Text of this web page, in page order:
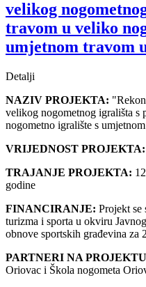
velikog
travom u veliko
umjetnom travom
Detalji
NAZIV PROJEKTA:
velikog nogometnog igrališta s
nogometno igralište s
VRIJEDNOST PROJEKTA:
TRAJANJE PROJEKTA:
godine
FINANCIRANJE: Projekt se
turizma i sporta u okviru
obnove sportskih građevina za
PARTNERI NA
Oriovac i Škola nogometa